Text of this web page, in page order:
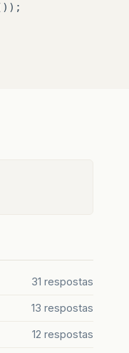
31 respostas
13 respostas
12 respostas